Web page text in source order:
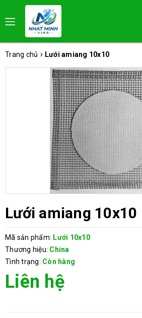
Trang chủ Lưới amiang 10x10
Lưới amiang 10x10
Mã sản phẩm: Lưới 10x10
Thương hiệu: China
Tình trạng: Còn hàng
Liên hệ